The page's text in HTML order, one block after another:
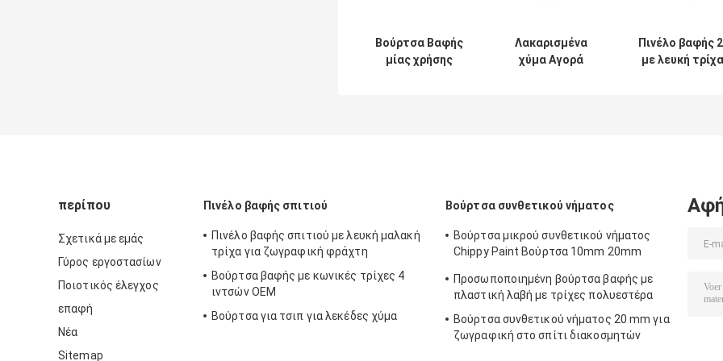
Βούρτσα Βαφής
μίας χρήσης
Λακαρισμένα
χύμα Αγορά
Πινέλο βαφής
με λευκή τρίχα
περίπου
Σχετικά με εμάς
Γύρος εργοστασίων
Ποιοτικός έλεγχος
επαφή
Νέα
Sitemap
Πινέλο βαφής σπιτιού
Πινέλο βαφής σπιτιού με λευκή μαλακή
τρίχα για ζωγραφική φράχτη
Βούρτσα βαφής με κωνικές τρίχες 4
ιντσών OEM
Βούρτσα για τσιπ για λεκέδες χύμα
Βούρτσα συνθετικού νήματος
Βούρτσα μικρού συνθετικού νήματος
Chippy Paint Βούρτσα 10mm 20mm
Προσωποποιημένη βούρτσα βαφής με
πλαστική λαβή με τρίχες πολυεστέρα
Βούρτσα συνθετικού νήματος 20 mm για
ζωγραφική στο σπίτι διακοσμητών